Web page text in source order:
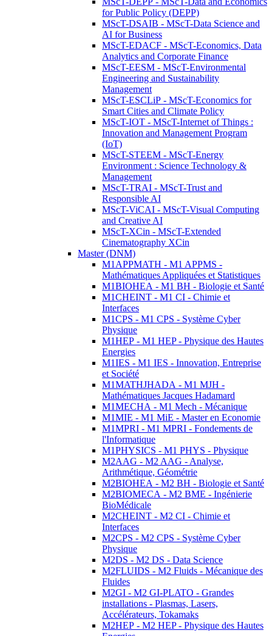
for Public Policy (DEPP)
MScT-DSAIB - MScT-Data Science and
AI for Business
MScT-EDACF - MScT-Economics, Data
Analytics and Corporate Finance
MScT-EESM - MScT-Environmental
Engineering and Sustainability
Management
MScT-ESCLiP - MScT-Economics for
Smart Cities and Climate Policy
MScT-IOT - MScT-Internet of Things :
Innovation and Management Program
(IoT)
MScT-STEEM - MScT-Energy
Environment : Science Technology &
Management
MScT-TRAI - MScT-Trust and
Responsible AI
MScT-ViCAI - MScT-Visual Computing
and Creative AI
MScT-XCin - MScT-Extended
Cinematography XCin
Master (DNM)
M1APPMATH - M1 APPMS -
Mathématiques Appliquées et Statistiques
M1BIOHEA - M1 BH - Biologie et Santé
M1CHEINT - M1 CI - Chimie et
Interfaces
M1CPS - M1 CPS - Système Cyber
Physique
M1HEP - M1 HEP - Physique des Hautes
Energies
M1IES - M1 IES - Innovation, Entreprise
et Société
M1MATHJHADA - M1 MJH -
Mathématiques Jacques Hadamard
M1MECHA - M1 Mech - Mécanique
M1MIE - M1 MiE - Master en Economie
M1MPRI - M1 MPRI - Fondements de
l'Informatique
M1PHYSICS - M1 PHYS - Physique
M2AAG - M2 AAG - Analyse,
Arithmétique, Géométrie
M2BIOHEA - M2 BH - Biologie et Santé
M2BIOMECA - M2 BME - Ingénierie
BioMédicale
M2CHEINT - M2 CI - Chimie et
Interfaces
M2CPS - M2 CPS - Système Cyber
Physique
M2DS - M2 DS - Data Science
M2FLUIDS - M2 Fluids - Mécanique des
Fluides
M2GI - M2 GI-PLATO - Grandes
installations - Plasmas, Lasers,
Accélérateurs, Tokamaks
M2HEP - M2 HEP - Physique des Hautes